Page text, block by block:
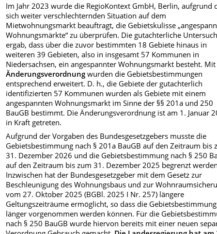
Im Jahr 2023 wurde die RegioKontext GmbH, Berlin, aufgrund
sich weiter verschlechternden Situation auf dem
Mietwohnungsmarkt beauftragt, die Gebietskulisse
Wohnungsmärkte“ zu überprüfen. Die gutachterliche
ergab, dass über die zuvor bestimmten 18 Gebiete hinaus in
weiteren 39 Gebieten, also in insgesamt 57 Kommunen in
Niedersachsen, ein angespannter Wohnungsmarkt besteht.
Änderungsverordnung wurden die Gebietsbestimmungen
entsprechend erweitert. D. h., die Gebiete der gutachterlich
identifizierten 57 Kommunen wurden als Gebiete mit einem
angespannten Wohnungsmarkt im Sinne der §§ 201a und 250
BauGB bestimmt. Die Änderungsverordnung ist am 1. Januar
in Kraft getreten.
Aufgrund der Vorgaben des Bundesgesetzgebers musste die
Gebietsbestimmung nach § 201a BauGB auf den Zeitraum bis
31. Dezember 2026 und die Gebietsbestimmung nach § 250
auf den Zeitraum bis zum 31. Dezember 2025 begrenzt
Inzwischen hat der Bundesgesetzgeber mit dem Gesetz zur
Beschleunigung des Wohnungsbaus und zur
vom 27. Oktober 2025 (BGBl. 2025 I Nr. 257) längere
Geltungszeiträume ermöglicht, so dass die
länger vorgenommen werden können. Für die
nach § 250 BauGB wurde hiervon bereits mit einer neuen